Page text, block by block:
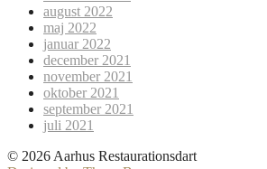
august 2022
maj 2022
januar 2022
december 2021
november 2021
oktober 2021
september 2021
juli 2021
© 2026 Aarhus Restaurationsdart